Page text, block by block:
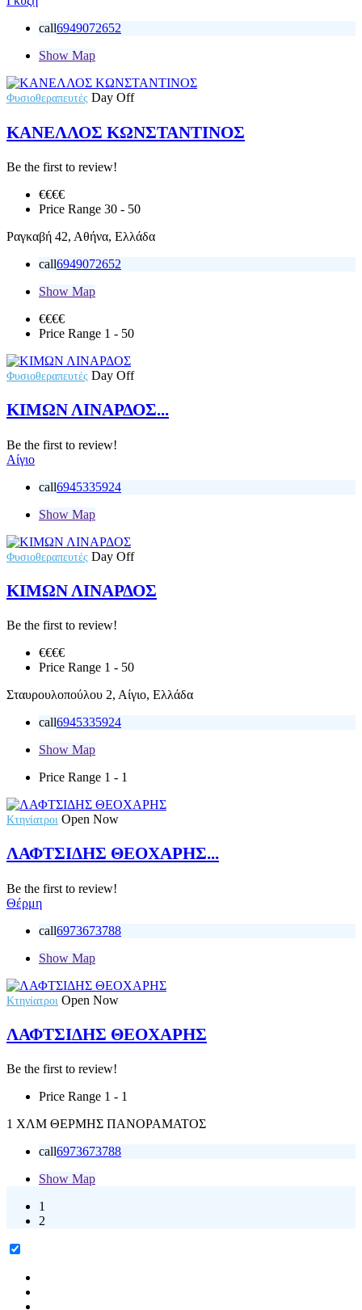
call6949072652
Show Map
Φυσιοθεραπευτές Day Off
ΚΑΝΕΛΛΟΣ ΚΩΝΣΤΑΝΤΙΝΟΣ
Be the first to review!
€€€€
Price Range 30 - 50
Ραγκαβή 42, Αθήνα, Ελλάδα
call6949072652
Show Map
€€€€
Price Range 1 - 50
Φυσιοθεραπευτές Day Off
ΚΙΜΩΝ ΛΙΝΑΡΔΟΣ...
Be the first to review!
Αίγιο
call6945335924
Show Map
Φυσιοθεραπευτές Day Off
ΚΙΜΩΝ ΛΙΝΑΡΔΟΣ
Be the first to review!
€€€€
Price Range 1 - 50
Σταυρουλοπούλου 2, Αίγιο, Ελλάδα
call6945335924
Show Map
Price Range 1 - 1
Κτηνίατροι Open Now
ΛΑΦΤΣΙΔΗΣ ΘΕΟΧΑΡΗΣ...
Be the first to review!
Θέρμη
call6973673788
Show Map
Κτηνίατροι Open Now
ΛΑΦΤΣΙΔΗΣ ΘΕΟΧΑΡΗΣ
Be the first to review!
Price Range 1 - 1
1 ΧΛΜ ΘΕΡΜΗΣ ΠΑΝΟΡΑΜΑΤΟΣ
call6973673788
Show Map
1
2